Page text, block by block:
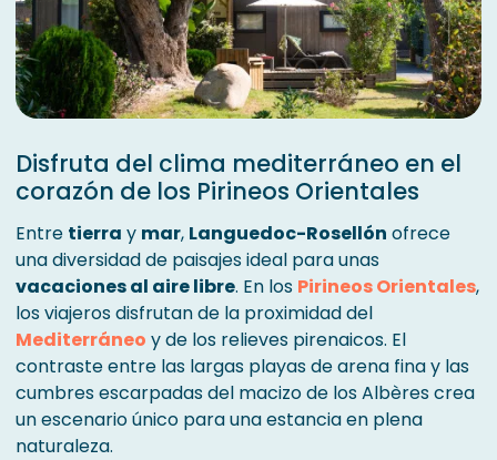
Disfruta del clima mediterráneo en el
corazón de los Pirineos Orientales
Entre tierra y mar, Languedoc-Rosellón ofrece
una diversidad de paisajes ideal para unas
vacaciones al aire libre. En los Pirineos Orientales,
los viajeros disfrutan de la proximidad del
Mediterráneo y de los relieves pirenaicos. El
contraste entre las largas playas de arena fina y las
cumbres escarpadas del macizo de los Albères crea
un escenario único para una estancia en plena
naturaleza.